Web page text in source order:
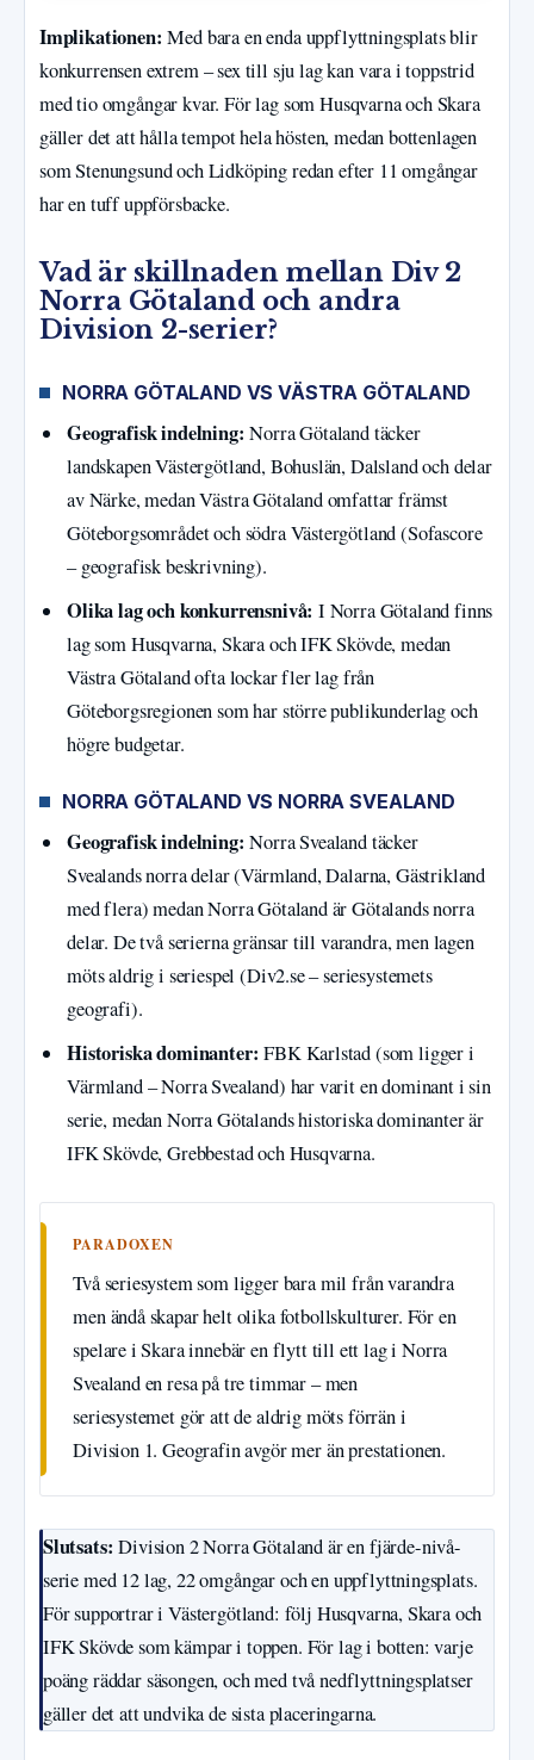
Implikationen: Med bara en enda uppflyttningsplats blir
konkurrensen extrem – sex till sju lag kan vara i toppstrid
med tio omgångar kvar. För lag som Husqvarna och Skara
gäller det att hålla tempot hela hösten, medan bottenlagen
som Stenungsund och Lidköping redan efter 11 omgångar
har en tuff uppförsbacke.
Vad är skillnaden mellan Div 2
Norra Götaland och andra
Division 2-serier?
NORRA GÖTALAND VS VÄSTRA GÖTALAND
Geografisk indelning: Norra Götaland täcker
landskapen Västergötland, Bohuslän, Dalsland och delar
av Närke, medan Västra Götaland omfattar främst
Göteborgsområdet och södra Västergötland (Sofascore
– geografisk beskrivning).
Olika lag och konkurrensnivå: I Norra Götaland finns
lag som Husqvarna, Skara och IFK Skövde, medan
Västra Götaland ofta lockar fler lag från
Göteborgsregionen som har större publikunderlag och
högre budgetar.
NORRA GÖTALAND VS NORRA SVEALAND
Geografisk indelning: Norra Svealand täcker
Svealands norra delar (Värmland, Dalarna, Gästrikland
med flera) medan Norra Götaland är Götalands norra
delar. De två serierna gränsar till varandra, men lagen
möts aldrig i seriespel (Div2.se – seriesystemets
geografi).
Historiska dominanter: FBK Karlstad (som ligger i
Värmland – Norra Svealand) har varit en dominant i sin
serie, medan Norra Götalands historiska dominanter är
IFK Skövde, Grebbestad och Husqvarna.
PARADOXEN
Två seriesystem som ligger bara mil från varandra
men ändå skapar helt olika fotbollskulturer. För en
spelare i Skara innebär en flytt till ett lag i Norra
Svealand en resa på tre timmar – men
seriesystemet gör att de aldrig möts förrän i
Division 1. Geografin avgör mer än prestationen.
Slutsats: Division 2 Norra Götaland är en fjärde-nivå-
serie med 12 lag, 22 omgångar och en uppflyttningsplats.
För supportrar i Västergötland: följ Husqvarna, Skara och
IFK Skövde som kämpar i toppen. För lag i botten: varje
poäng räddar säsongen, och med två nedflyttningsplatser
gäller det att undvika de sista placeringarna.